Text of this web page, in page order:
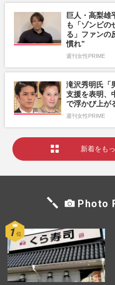
巨人・高梨雄
も「ゾンビの
る」ファンの
慣れ”
週刊女性PRIME
滝沢秀明氏「
支援を表明、
で浮かび上が
週刊女性PRIME
新着をも
Photo